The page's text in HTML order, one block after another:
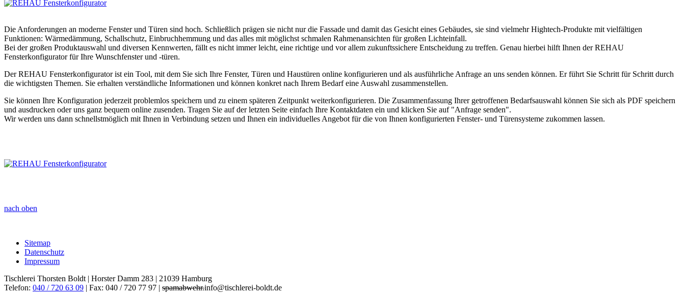
Die Anforderungen an moderne Fenster und Türen sind hoch. Schließlich prägen sie nicht nur die Fassade und damit das Gesicht eines Gebäudes, sie sind vielmehr Hightech-Produkte mit vielfältigen
Funktionen: Wärmedämmung, Schallschutz, Einbruchhemmung und das alles mit möglichst schmalen Rahmenansichten für großen Lichteinfall.
Bei der großen Produktauswahl und diversen Kennwerten, fällt es nicht immer leicht, eine richtige und vor allem zukunftssichere Entscheidung zu treffen. Genau hierbei hilft Ihnen der REHAU
Fensterkonfigurator für Ihre Wunschfenster und -türen.
Der REHAU Fensterkonfigurator ist ein Tool, mit dem Sie sich Ihre Fenster, Türen und Haustüren online konfigurieren und als ausführliche Anfrage an uns senden können. Er führt Sie Schritt für Schritt durch
die wichtigsten Themen. Sie erhalten verständliche Informationen und können konkret nach Ihrem Bedarf eine Auswahl zusammenstellen.
Sie können Ihre Konfiguration jederzeit problemlos speichern und zu einem späteren Zeitpunkt weiterkonfigurieren. Die Zusammenfassung Ihrer getroffenen Bedarfsauswahl können Sie sich als PDF speichern
und ausdrucken oder uns ganz bequem online zusenden. Tragen Sie auf der letzten Seite einfach Ihre Kontaktdaten ein und klicken Sie auf "Anfrage senden".
Wir werden uns dann schnellstmöglich mit Ihnen in Verbindung setzen und Ihnen ein individuelles Angebot für die von Ihnen konfigurierten Fenster- und Türensysteme zukommen lassen.
nach oben
Sitemap
Datenschutz
Impressum
Tischlerei Thorsten Boldt | Horster Damm 283 | 21039 Hamburg
Telefon: 040 / 720 63 09 | Fax: 040 / 720 77 97 | spamabwehr.info@tischlerei-boldt.de